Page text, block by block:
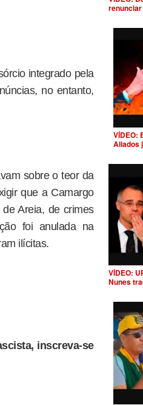
integrado pela
no entanto,
sobre o teor da
que a Camargo
Areia, de crimes
foi anulada na
ilícitas.
inscreva-se
VÍDEO:
Aliados
VÍDEO:
Nunes